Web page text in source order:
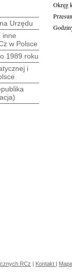
Okręg
Urzędu
inne
w Polsce
1989 roku
i
RCz | Kontakt |